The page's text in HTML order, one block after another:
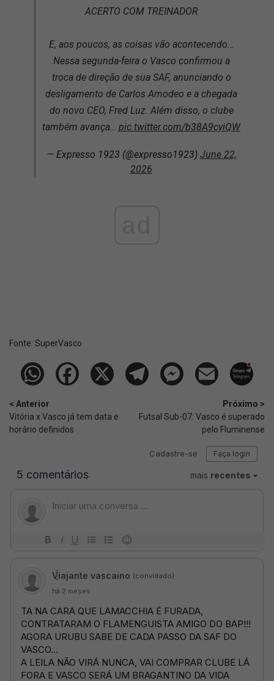
ACERTO COM TREINADOR
E, aos poucos, as coisas vão acontecendo…
Nessa segunda-feira o Vasco confirmou a
troca de direção de sua SAF, anunciando o
desligamento de Carlos Amodeo e a chegada
do novo CEO, Fred Luz. Além disso, o clube
também avança… pic.twitter.com/b38A9cyiQW
— Expresso 1923 (@expresso1923) June 22,
2026
Fonte: SuperVasco‎‎‎‎‎‎
< Anterior
Vitória x Vasco já tem data e
horário definidos
Próximo >
Futsal Sub-07: Vasco é superado
pelo Fluminense